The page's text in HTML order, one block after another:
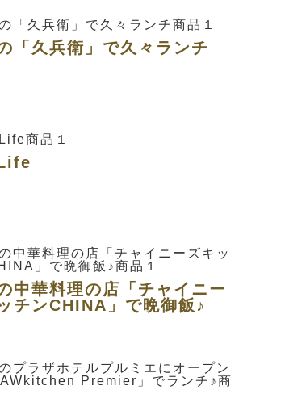
「久兵衛」で久々ランチ
中華料理の店「チャイニー
チンCHINA」で晩御飯♪